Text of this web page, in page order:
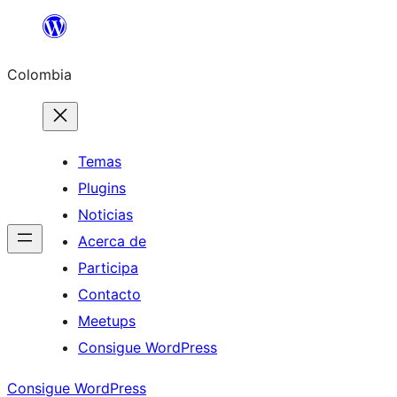
Saltar
contenido
Colombia
Temas
Plugins
Noticias
Acerca de
Participa
Contacto
Meetups
Consigue WordPress
Consigue WordPress